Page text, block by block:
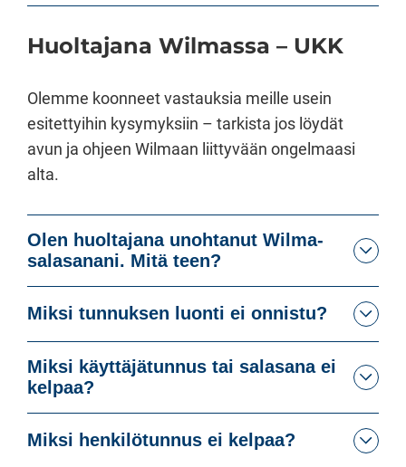
Huoltajana Wilmassa – UKK
Olemme koonneet vastauksia meille usein
esitettyihin kysymyksiin – tarkista jos löydät
avun ja ohjeen Wilmaan liittyvään ongelmaasi
alta.
Olen huoltajana unohtanut Wilma-
salasanani. Mitä teen?
Miksi tunnuksen luonti ei onnistu?
Miksi käyttäjätunnus tai salasana ei
kelpaa?
Miksi henkilötunnus ei kelpaa?